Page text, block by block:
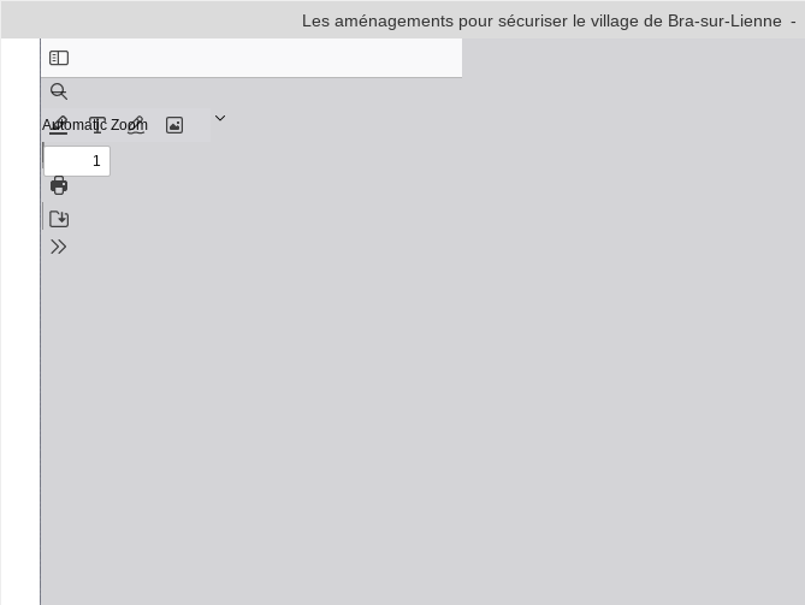
Les aménagements pour sécuriser le village de Bra-sur-Lienne -